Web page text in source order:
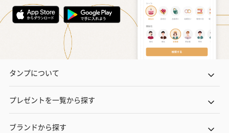
タンプについて
プレゼントを一覧から探す
ブランドから探す